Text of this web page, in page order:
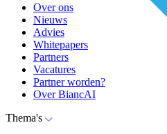
Over ons
Nieuws
Advies
Whitepapers
Partners
Vacatures
Partner worden?
Over BiancAI
Thema's